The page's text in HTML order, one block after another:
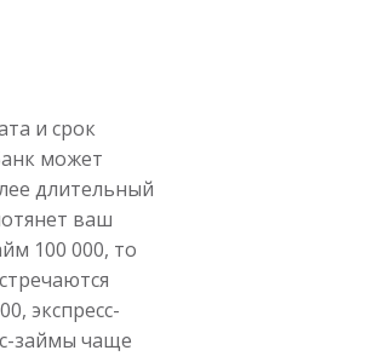
и срок
может
длительный
ваш
100 000, то
экспресс-
займы чаще